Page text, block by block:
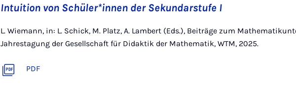
Intuition von Schüler*innen der Sekundarstufe I
L. Wiemann, in: L. Schick, M. Platz, A. Lambert (Eds.), Beiträge zum
Jahrestagung der Gesellschaft für Didaktik der Mathematik, WTM, 2025.
PDF